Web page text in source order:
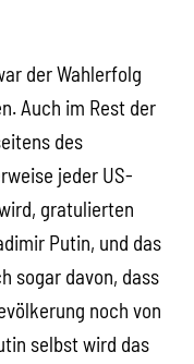
der Wahlerfolg
Auch im Rest der
des
jeder US-
gratulierten
Putin, und das
sogar davon, dass
noch von
selbst wird das